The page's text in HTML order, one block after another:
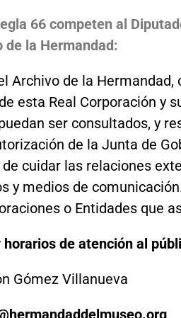
66 competen al
de la Hermandad:
Archivo de la
esta Real Corporación y
ser consultados, y
de la Junta de
cuidar las relaciones
y medios de
o Entidades que
de atención al
Gómez Villanueva